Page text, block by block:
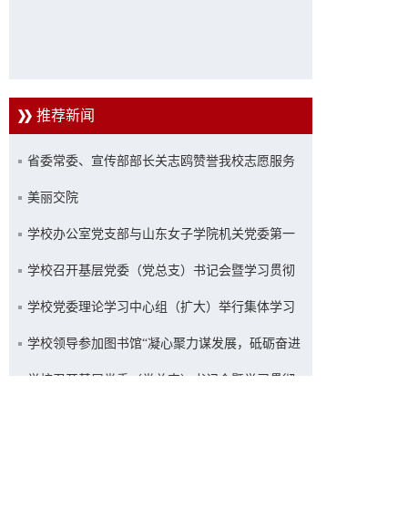
推荐新闻
省委常委、宣传部部长关志鸥赞誉我校志愿服务
工作
美丽交院
学校办公室党支部与山东女子学院机关党委第一
党支部联合开展主题党日活动
学校召开基层党委（党总支）书记会暨学习贯彻
习近平新时代中国特色社会主义思想主题教育推
进会
学校党委理论学习中心组（扩大）举行集体学习
学校领导参加图书馆“凝心聚力谋发展，砥砺奋进
新征程”主题活动
学校召开基层党委（党总支）书记会暨学习贯彻